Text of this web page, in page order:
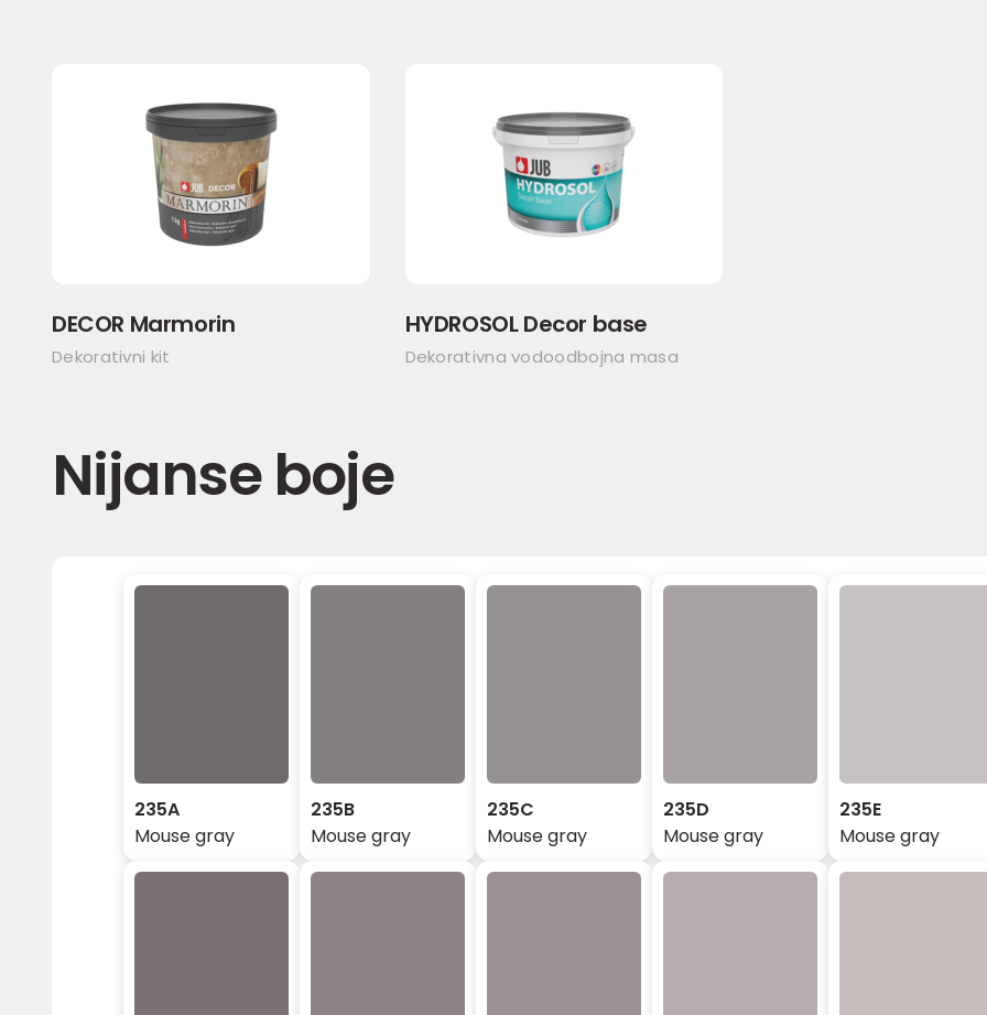
DECOR Marmorin
Dekorativni kit
HYDROSOL Decor base
Dekorativna vodoodbojna masa
Nijanse boje
235A
Mouse gray
235B
Mouse gray
235C
Mouse gray
235D
Mouse gray
235E
Mouse gray